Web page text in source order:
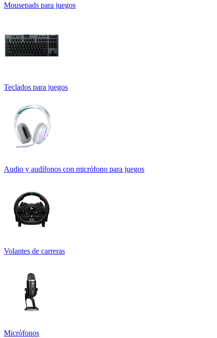
Mousepads para juegos
Teclados para juegos
Audio y audífonos con micrófono para juegos
Volantes de carreras
Micrófonos